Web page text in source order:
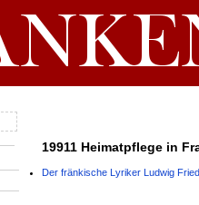
19911 Heimatpflege in
Der fränkische Lyriker Ludwig